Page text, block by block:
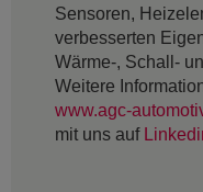
Sensoren,
verbesserten
Wärme-, Schall-
Weitere
www.agc-
mit uns auf